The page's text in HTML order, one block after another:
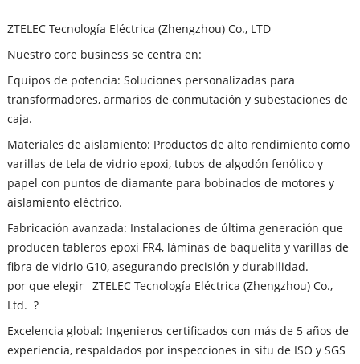
ZTELEC Tecnología Eléctrica (Zhengzhou) Co., LTD
Nuestro core business se centra en:
Equipos de potencia: Soluciones personalizadas para
transformadores, armarios de conmutación y subestaciones de
caja.
Materiales de aislamiento: Productos de alto rendimiento como
varillas de tela de vidrio epoxi, tubos de algodón fenólico y
papel con puntos de diamante para bobinados de motores y
aislamiento eléctrico.
Fabricación avanzada: Instalaciones de última generación que
producen tableros epoxi FR4, láminas de baquelita y varillas de
fibra de vidrio G10, asegurando precisión y durabilidad.
por que elegir ZTELEC Tecnología Eléctrica (Zhengzhou) Co.,
Ltd. ?
Excelencia global: Ingenieros certificados con más de 5 años de
experiencia, respaldados por inspecciones in situ de ISO y SGS